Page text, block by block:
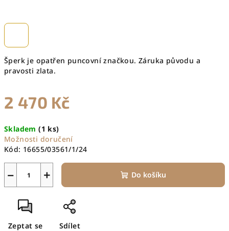
Šperk je opatřen puncovní značkou. Záruka původu a
pravosti zlata.
2 470 Kč
cena:
Skladem(1 ks)
Možnosti doručení
Kód: 16655/03561/1/24
+
− Do košíku
Zeptat se Sdílet